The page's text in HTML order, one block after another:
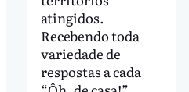
atingidos.
Recebendo toda
variedade de
respostas a cada